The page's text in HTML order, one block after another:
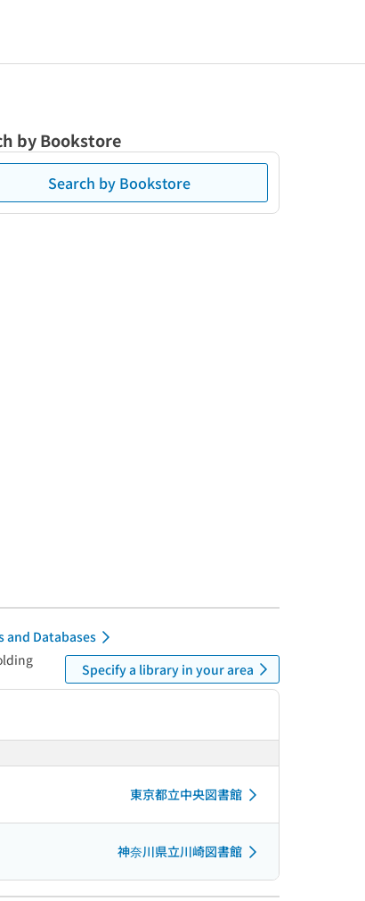
by Bookstore
Search by Bookstore
Databases
Specify a library in your area
東京都立中央図書館
神奈川県立川崎図書館